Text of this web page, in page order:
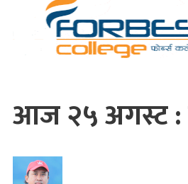
आज २५ अगस्ट :